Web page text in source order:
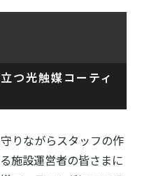
つ光触媒コーティ
りながらスタッフの作
施設運営者の皆さまに